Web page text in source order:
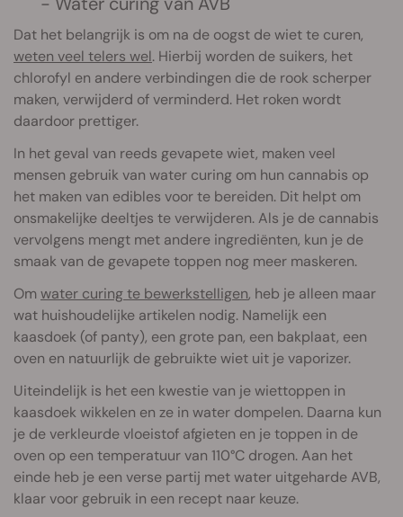
Dat het belangrijk is om na de oogst de wiet te curen,
weten veel telers wel. Hierbij worden de suikers, het
chlorofyl en andere verbindingen die de rook scherper
maken, verwijderd of verminderd. Het roken wordt
daardoor prettiger.
In het geval van reeds gevapete wiet, maken veel
mensen gebruik van water curing om hun cannabis op
het maken van edibles voor te bereiden. Dit helpt om
onsmakelijke deeltjes te verwijderen. Als je de cannabis
vervolgens mengt met andere ingrediënten, kun je de
smaak van de gevapete toppen nog meer maskeren.
Omwater curing te bewerkstelligen, heb je alleen maar
wat huishoudelijke artikelen nodig. Namelijk een
kaasdoek (of panty), een grote pan, een bakplaat, een
oven en natuurlijk de gebruikte wiet uit je vaporizer.
Uiteindelijk is het een kwestie van je wiettoppen in
kaasdoek wikkelen en ze in water dompelen. Daarna kun
je de verkleurde vloeistof afgieten en je toppen in de
oven op een temperatuur van 110°C drogen. Aan het
einde heb je een verse partij met water uitgeharde AVB,
klaar voor gebruik in een recept naar keuze.